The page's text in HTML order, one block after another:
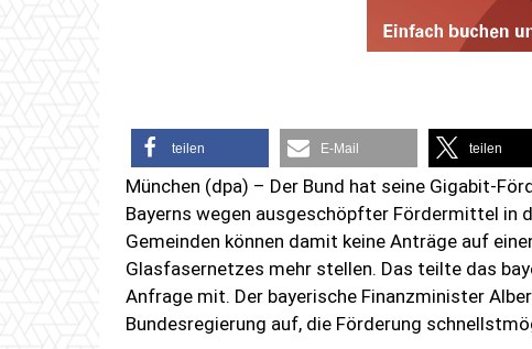
teilen E-Mail teilen
München (dpa) – Der Bund hat seine Gigabit-
Bayerns wegen ausgeschöpfter Fördermittel
Gemeinden können damit keine Anträge auf
Glasfasernetzes mehr stellen. Das teilte das
Anfrage mit. Der bayerische Finanzminister
Bundesregierung auf, die Förderung